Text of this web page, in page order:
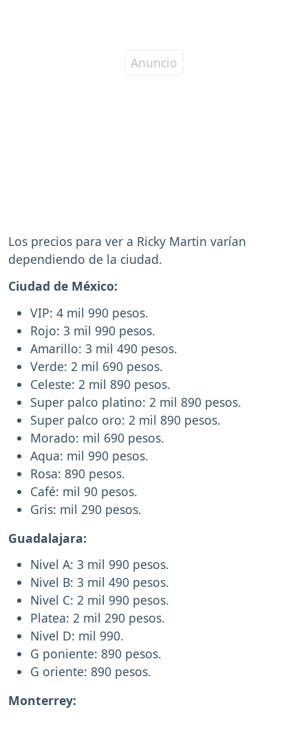
Los precios para ver a Ricky Martin varían
dependiendo de la ciudad.
Ciudad de México:
VIP: 4 mil 990 pesos.
Rojo: 3 mil 990 pesos.
Amarillo: 3 mil 490 pesos.
Verde: 2 mil 690 pesos.
Celeste: 2 mil 890 pesos.
Super palco platino: 2 mil 890 pesos.
Super palco oro: 2 mil 890 pesos.
Morado: mil 690 pesos.
Aqua: mil 990 pesos.
Rosa: 890 pesos.
Café: mil 90 pesos.
Gris: mil 290 pesos.
Guadalajara:
Nivel A: 3 mil 990 pesos.
Nivel B: 3 mil 490 pesos.
Nivel C: 2 mil 990 pesos.
Platea: 2 mil 290 pesos.
Nivel D: mil 990.
G poniente: 890 pesos.
G oriente: 890 pesos.
Monterrey: